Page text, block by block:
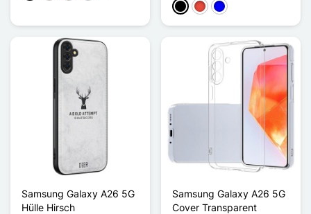
Schwarz
Rot Blau
Samsung Galaxy A26 5G
Hülle Hirsch
Samsung Galaxy A26 5G
Cover Transparent